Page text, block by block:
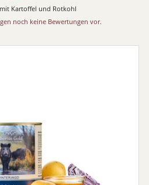
Kartoffel und Rotkohl
noch keine Bewertungen vor.